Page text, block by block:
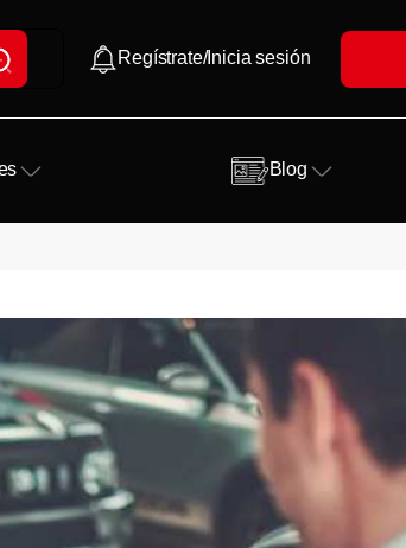
Regístrate/Inicia sesión
Blog